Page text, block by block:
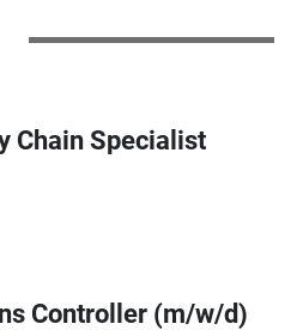
Chain Specialist
Controller (m/w/d)